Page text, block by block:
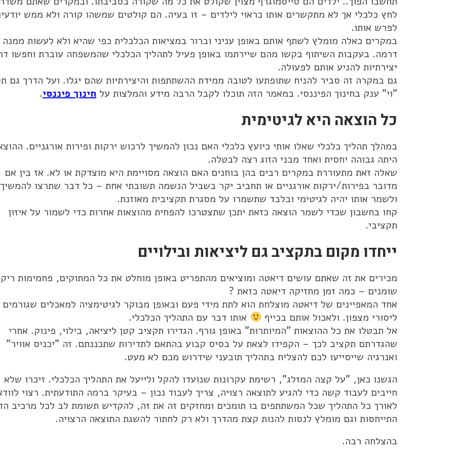
לחץ כלכלי אך לא מתקשרים אותו כראוי לילדים – זו בעיה. הם קולטים שמשהו קורה ולא ממש
לפרש אותו.
במקרים כאלה מומלץ לשתף אותם באופן עניני וברור במציאות הכלכלית כפי שהיא ולא לעשות ממנה
דרמה. בעקבות השיתוף בקשו מהם שיירתמו באופן פעיל לתהליך הכלכלי שהמשפחה עוברת וחפשו
יצירתיות להניע אותם לפעולה.
גם במקרה זה סביר להניח שתופתעו לטובה ממידת ההשתתפות והיצירתיות שהם יגלו. ועל הדרך גם
"וי" ענק בחינוך הפיננסי. במאמר הזה תוכלו לקבל הרבה מידע והמלצות על חינוך פיננסי.
כל הוצאה היא לגיטימית
במהלך תהליך כלכלי שאלו אותי כיועץ כלכלי האם נכון להמשיך לרכוש ירקות ופירות אורגניים.
היתה גבוהה יחסית ואחד מבני הזוג רצה לבטלה.
שאלה זאת מתעוררת במקרים רבים בהן בוחנים האם הוצאה מסויימת היא מוצדקת או לא. אז בין אם
מדובר בפירות/ירקות אורגניים או תחביב יקר בשביל הנשמה תשובתי אחת – כל דבר שתרצו להמשיך
ולשמר אותו יהיה לגיטימי ובלבד שתשמרו על מסגרת תקציבית מאוזנת.
קחו בחשבון שכדי לשמר הוצאה כזאת יתכן שתצטרכו להפחית מהוצאות אחרות כדי לשמור על איזון
תקציבי.
ייחדו מקום בתקציב גם ליציאות ובילויים
מכירים את זה שאתם עושים דיאטה ומוציאים מהתפריט באופן מוחלט את כל המתוקים, פחמימות
שומנים – כמה זמן מחזיקה דיאטה כזאת ?
אחד המאפיינים של דיאטה מוצלחת הוא לתת מידי פעם ובאופן מבוקר לגיטימציה למאכלים
ליסורי מצפון. ולאכול אותם בכייף
אותו דבר עם התהליך הכלכלי.
אל תבטלו את כל ההוצאות "המיותרות" באופן גורף. הגדירו תקציב קטן ליציאה, בילוי, פינוק. אחרי
שהגדרתם תקציב לכך – הקפידו לצאת על בסיס קבוע בהתאם לתדירות שתכננתם. זה "יכניס אוויר"
ואנרגיה שייסייעו לכם להצליח בתהליך תובעני שידרוש מכם לא מעט.
הגשנו כאן, "על קצה המזלג", רשימת עקרונות שנועדו להקל ולייעל את התהליך הכלכלי. זיכרו שלא
חייבים לעבוד קשה כדי להגיע לתוצאה רצויה, צריך לעבוד נכון – בעיקר ברמה התודעתית. רצוי
לאורך כל התהליך שכל המשתתפים בו תומכים ומחזקים זה את זה, להקדיש תשומת לב לכל מרכיב
התייחסות וגם מומלץ לנסות להנות קצת מהדרך ולא רק לחתור להשגת התוצאה הרצויה.
בהצלחה רבה.